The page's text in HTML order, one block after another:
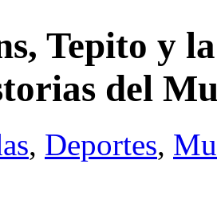
Tepito y
del
, Deportes,